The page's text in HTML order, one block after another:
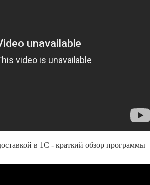
в 1С - краткий обзор программы